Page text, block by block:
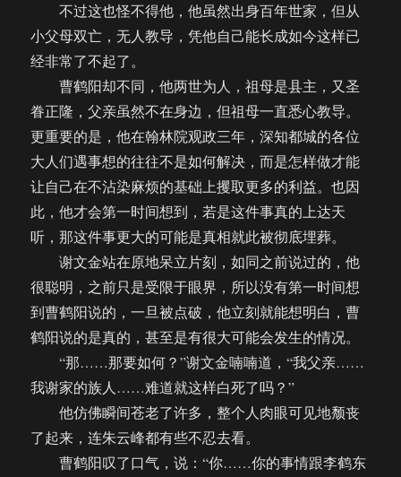
不过这也怪不得他，他虽然出身百年世家，但从
小父母双亡，无人教导，凭他自己能长成如今这样已
经非常了不起了。
曹鹤阳却不同，他两世为人，祖母是县主，又圣
眷正隆，父亲虽然不在身边，但祖母一直悉心教导。
更重要的是，他在翰林院观政三年，深知都城的各位
大人们遇事想的往往不是如何解决，而是怎样做才能
让自己在不沾染麻烦的基础上攫取更多的利益。也因
此，他才会第一时间想到，若是这件事真的上达天
听，那这件事更大的可能是真相就此被彻底埋葬。
谢文金站在原地呆立片刻，如同之前说过的，他
很聪明，之前只是受限于眼界，所以没有第一时间想
到曹鹤阳说的，一旦被点破，他立刻就能想明白，曹
鹤阳说的是真的，甚至是有很大可能会发生的情况。
“那……那要如何？”谢文金喃喃道，“我父亲……
我谢家的族人……难道就这样白死了吗？”
他仿佛瞬间苍老了许多，整个人肉眼可见地颓丧
了起来，连朱云峰都有些不忍去看。
曹鹤阳叹了口气，说：“你……你的事情跟李鹤东